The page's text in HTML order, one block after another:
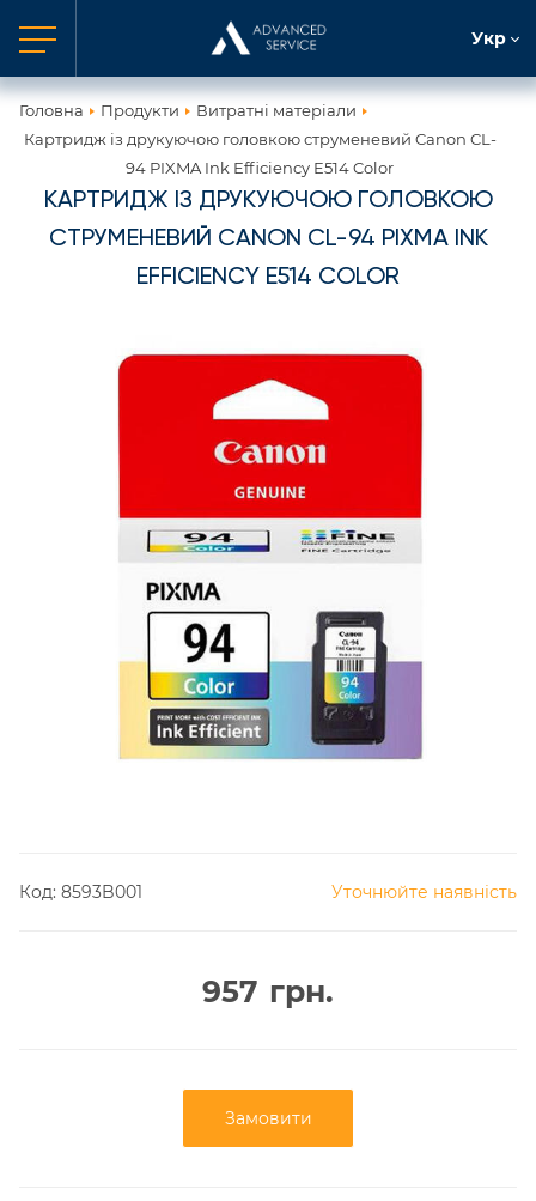
Укр
Головна Продукти
Витратні матеріали
Картридж із друкуючою головкою струменевий Canon CL-
94 PIXMA Ink Efficiency E514 Color
КАРТРИДЖ ІЗ ДРУКУЮЧОЮ ГОЛОВКОЮ
СТРУМЕНЕВИЙ CANON CL-94 PIXMA INK
EFFICIENCY E514 COLOR
Код: 8593B001 Уточнюйте наявність
957 грн.
Замовити